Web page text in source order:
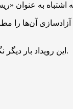
این رویداد بار دیگر نگرانی‌ها درباره شفافیت پروژه‌های کریپتو، کارایی ابزارهای انطباق و ریسک سرمایه‌گذاری در پروژه‌های دارای ارتباطات سیاسی را برجسته کرده است.